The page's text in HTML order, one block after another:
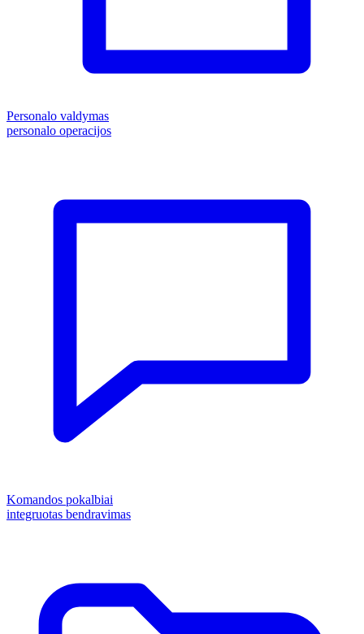
Personalo valdymas
personalo operacijos
Komandos pokalbiai
integruotas bendravimas